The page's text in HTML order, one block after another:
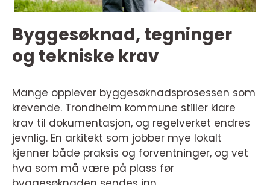
Byggesøknad, tegninger
og tekniske krav
Mange opplever byggesøknadsprosessen som
krevende. Trondheim kommune stiller klare
krav til dokumentasjon, og regelverket endres
jevnlig. En arkitekt som jobber mye lokalt
kjenner både praksis og forventninger, og vet
hva som må være på plass før